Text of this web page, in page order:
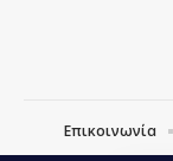
Επικοινωνία